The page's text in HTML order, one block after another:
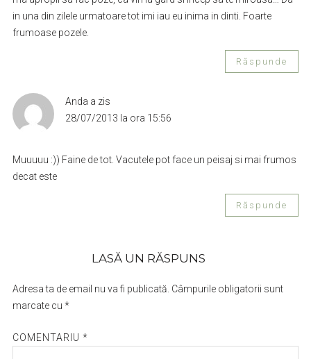
in una din zilele urmatoare tot imi iau eu inima in dinti. Foarte
frumoase pozele.
Răspunde
Anda a zis
28/07/2013 la ora 15:56
Muuuuu :)) Faine de tot. Vacutele pot face un peisaj si mai frumos
decat este
Răspunde
LASĂ UN RĂSPUNS
Adresa ta de email nu va fi publicată. Câmpurile obligatorii sunt
marcate cu *
COMENTARIU *